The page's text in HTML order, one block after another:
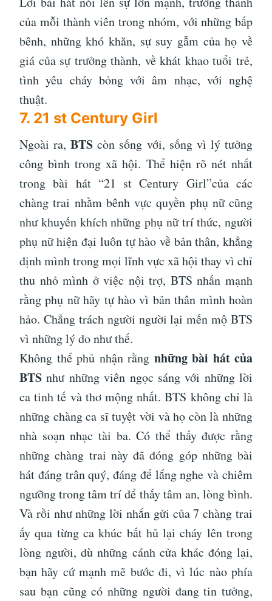
của mỗi thành viên trong nhóm, với những bấp
bênh, những khó khăn, sự suy gẫm của họ về
giá của sự trưởng thành, về khát khao tuổi trẻ,
tình yêu cháy bỏng với âm nhạc, với nghệ
thuật.
7. 21 st Century Girl
Ngoài ra,BTS còn sống với, sống vì lý tưởng
công bình trong xã hội. Thể hiện rõ nét nhất
trong bài hát “21 st Century Girl”của các
chàng trai nhằm bênh vực quyền phụ nữ cũng
như khuyến khích những phụ nữ trí thức, người
phụ nữ hiện đại luôn tự hào về bản thân, khẳng
định mình trong mọi lĩnh vực xã hội thay vì chỉ
thu nhỏ mình ở việc nội trợ, BTS nhấn mạnh
rằng phụ nữ hãy tự hào vì bản thân mình hoàn
hảo. Chẳng trách người người lại mến mộ BTS
vì những lý do như thế.
Không thể phủ nhận rằng những bài hát của
BTS như những viên ngọc sáng với những lời
ca tinh tế và thơ mộng nhất. BTS không chỉ là
những chàng ca sĩ tuyệt vời và họ còn là những
nhà soạn nhạc tài ba. Có thể thấy được rằng
những chàng trai này đã đóng góp những bài
hát đáng trân quý, đáng để lắng nghe và chiêm
ngưỡng trong tâm trí để thấy tâm an, lòng bình.
Và rồi như những lời nhắn gửi của 7 chàng trai
ấy qua từng ca khúc bất hủ lại cháy lên trong
lòng người, dù những cánh cửa khác đóng lại,
bạn hãy cứ mạnh mẽ bước đi, vì lúc nào phía
sau bạn cũng có những người đang tin tưởng,